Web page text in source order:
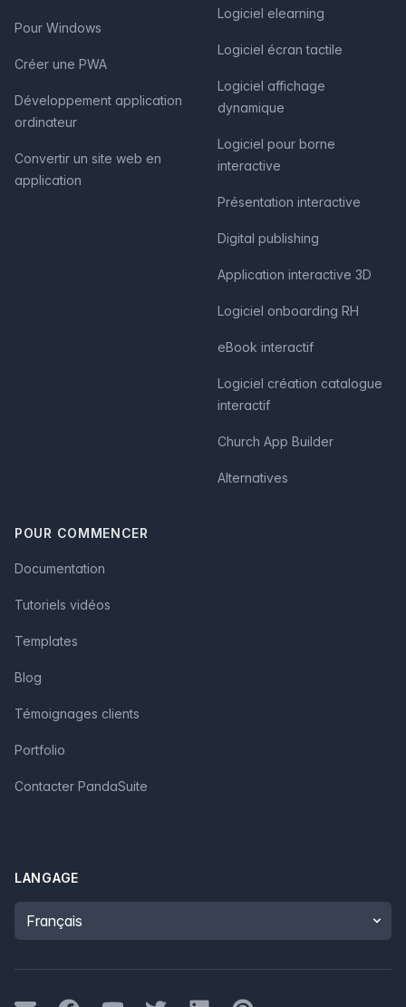
Pour Windows
Créer une PWA
Développement application
ordinateur
Convertir un site web en
application
Logiciel elearning
Logiciel écran tactile
Logiciel affichage
dynamique
Logiciel pour borne
interactive
Présentation interactive
Digital publishing
Application interactive 3D
Logiciel onboarding RH
eBook interactif
Logiciel création catalogue
interactif
Church App Builder
Alternatives
POUR COMMENCER
Documentation
Tutoriels vidéos
Templates
Blog
Témoignages clients
Portfolio
Contacter PandaSuite
LANGAGE
Language